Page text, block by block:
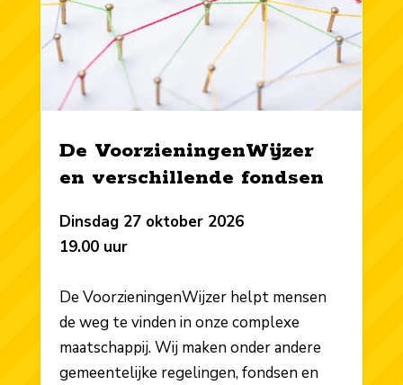
De VoorzieningenWijzer
en verschillende fondsen
Dinsdag 27 oktober 2026
19.00 uur
De VoorzieningenWijzer helpt mensen
de weg te vinden in onze complexe
maatschappij. Wij maken onder andere
gemeentelijke regelingen, fondsen en